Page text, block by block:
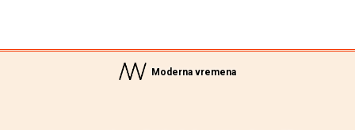
Moderna vremena